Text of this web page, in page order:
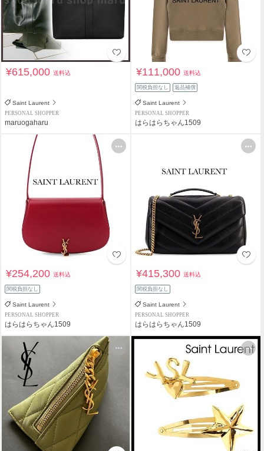
¥615,000送料込
Saint Laurent
PERSONAL SHOPPER
maruogaharu
¥111,000送料込
関税負担なし 返品補償
Saint Laurent
PERSONAL SHOPPER
はらはらちゃん1509
¥254,200送料込
関税負担なし
Saint Laurent
PERSONAL SHOPPER
はらはらちゃん1509
¥415,300送料込
関税負担なし
Saint Laurent
PERSONAL SHOPPER
はらはらちゃん1509